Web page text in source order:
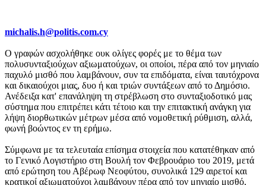
michalis.h@politis.com.cy
Ο γραφών ασχολήθηκε ουκ ολίγες φορές με το θέμα των
πολυσυνταξιούχων αξιωματούχων, οι οποίοι, πέρα από τον μηνιαίο
παχυλό μισθό που λαμβάνουν, συν τα επιδόματα, είναι ταυτόχρονα
και δικαιούχοι μιας, δυο ή και τριών συντάξεων από το Δημόσιο.
Ανέδειξα κατ' επανάληψη τη στρέβλωση στο συνταξιοδοτικό μας
σύστημα που επιτρέπει κάτι τέτοιο και την επιτακτική ανάγκη για
λήψη διορθωτικών μέτρων μέσα από νομοθετική ρύθμιση, αλλά,
φωνή βοώντος εν τη ερήμω.
Σύμφωνα με τα τελευταία επίσημα στοιχεία που κατατέθηκαν από
το Γενικό Λογιστήριο στη Βουλή τον Φεβρουάριο του 2019, μετά
από ερώτηση του Αβέρωφ Νεοφύτου, συνολικά 129 αιρετοί και
κρατικοί αξιωματούχοι λαμβάνουν πέρα από τον μηνιαίο μισθό,